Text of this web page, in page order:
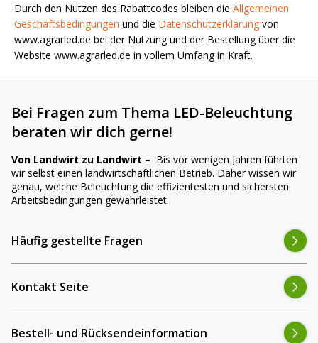
Durch den Nutzen des Rabattcodes bleiben die Allgemeinen
Geschäftsbedingungen und die Datenschutzerklärung von
www.agrarled.de bei der Nutzung und der Bestellung über die
Website www.agrarled.de in vollem Umfang in Kraft.
Bei Fragen zum Thema LED-Beleuchtung
beraten wir dich gerne!
Von Landwirt zu Landwirt – Bis vor wenigen Jahren führten
wir selbst einen landwirtschaftlichen Betrieb. Daher wissen wir
genau, welche Beleuchtung die effizientesten und sichersten
Arbeitsbedingungen gewährleistet.
Häufig gestellte Fragen
Kontakt Seite
Bestell- und Rücksendeinformation